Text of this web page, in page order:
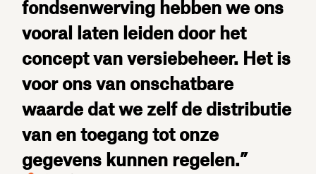
fondsenwerving hebben we ons
vooral laten leiden door het
concept van versiebeheer. Het is
voor ons van onschatbare
waarde dat we zelf de distributie
van en toegang tot onze
gegevens kunnen regelen.”